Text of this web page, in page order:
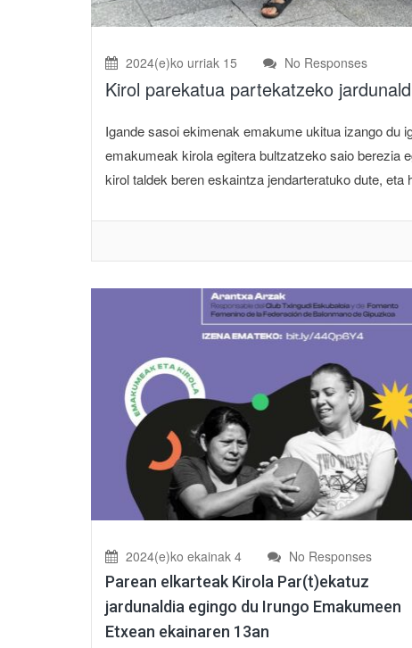
2024(e)ko urriak 15 No Responses
Kirol parekatua partekatzeko
Igande sasoi ekimenak emakume ukitua izango du
emakumeak kirola egitera bultzatzeko saio berezia
kirol taldek beren eskaintza jendarteratuko dute, eta
2024(e)ko ekainak 4 No Responses
Parean elkarteak Kirola Par(t)ekatuz
jardunaldia egingo du Irungo Emakumeen
Etxean ekainaren 13an